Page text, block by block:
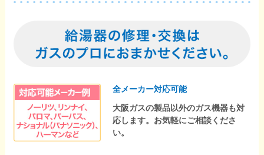
全メーカー対応可能
大阪ガスの製品以外のガス機器も対
応します。お気軽にご相談くださ
い。